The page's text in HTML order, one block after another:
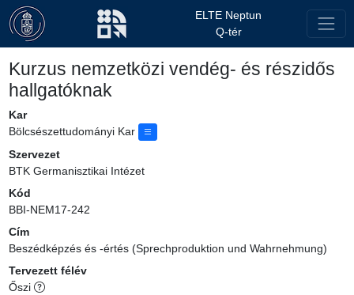
ELTE Neptun
Q-tér
Kurzus nemzetközi vendég- és részidős
hallgatóknak
Kar
Bölcsészettudományi Kar
Szervezet
BTK Germanisztikai Intézet
Kód
BBI-NEM17-242
Cím
Beszédképzés és -értés (Sprechproduktion und Wahrnehmung)
Tervezett félév
Őszi